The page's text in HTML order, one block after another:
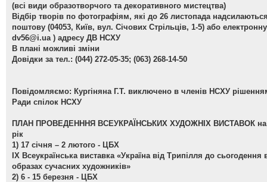
(всі види образотворчого та декоративного мистецтва)
Відбір творів по фотографіям, які до 26 листопада
поштову (04053, Київ, вул. Січових Стрільців, 1-5) або
dv56@i.ua ) адресу ДВ НСХУ
В плані можливі зміни
Довідки за тел.: (044) 272-05-35; (063) 268-14-50
Повідомляємо: Кургіняна Г.Т. виключено в членів НСХУ
Ради спілок НСХУ
ПЛАН ПРОВЕДЕНННЯ ВСЕУКРАЇНСЬКИХ ХУДОЖНІХ ВИСТАВОК на
рік
1) 17 січня – 2 лютого - ЦБХ
ІХ Всеукраїнська виставка «Україна від Трипілля до сьогодення
образах сучасних художників»
2) 6 - 15 березня - ЦБХ